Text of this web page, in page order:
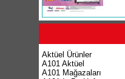
Aktüel Ürünler
A101 Aktüel
A101 Mağazaları